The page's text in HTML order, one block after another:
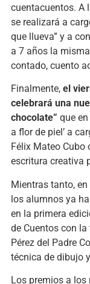
cuentacuentos. A
se realizará a
que llueva” y a
a 7 años la
contado, cuento
Finalmente, el
celebrará una
chocolate” que
a flor de piel’ a
Félix Mateo Cubo
escritura creativa
Mientras tanto,
los alumnos ya
en la primera
de Cuentos con
Pérez del Padre
técnica de dibujo
Los premios a los